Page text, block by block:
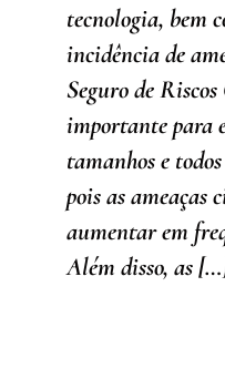
tecnologia, bem
incidência de
Seguro de
importante para
tamanhos e
pois as ameaças
aumentar em
Além disso, as